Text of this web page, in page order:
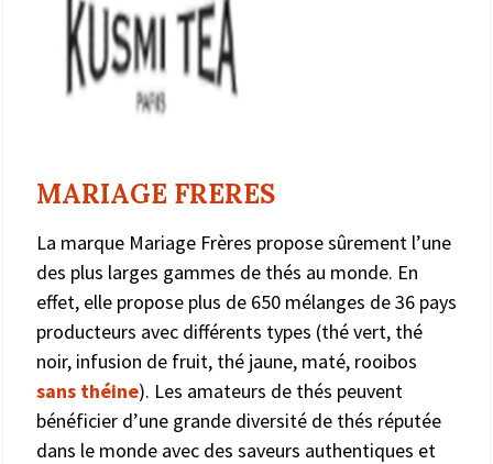
MARIAGE FRERES
La marque Mariage Frères propose sûrement l’une
des plus larges gammes de thés au monde. En
effet, elle propose plus de 650 mélanges de 36 pays
producteurs avec différents types (thé vert, thé
noir, infusion de fruit, thé jaune, maté, rooibos
sans théine). Les amateurs de thés peuvent
bénéficier d’une grande diversité de thés réputée
dans le monde avec des saveurs authentiques et